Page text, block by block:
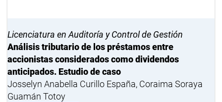
Licenciatura en Auditoría y Control de Gestión
Análisis tributario de los préstamos entre
accionistas considerados como dividendos
anticipados. Estudio de caso
Josselyn Anabella Curillo España, Coraima Soraya
Guamán Totoy